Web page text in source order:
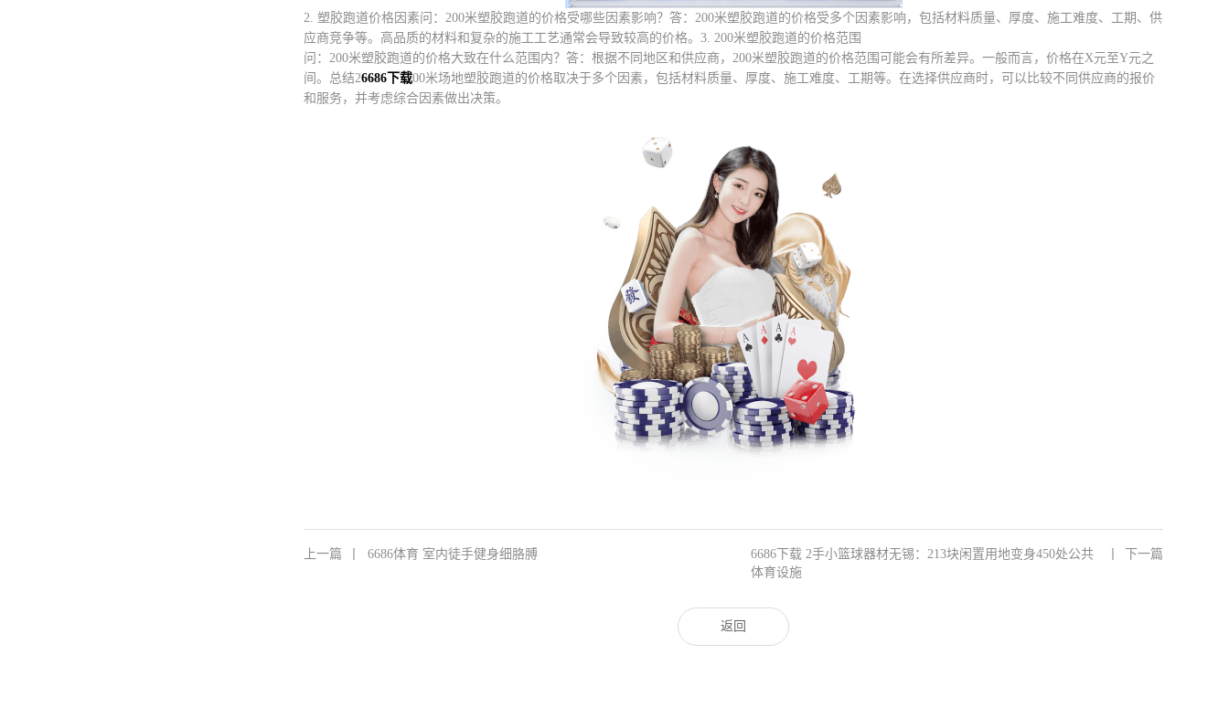
2. 塑胶跑道价格因素问：200米塑胶跑道的价格受哪些因素影响？答：200米塑胶跑道的价格受多个因素影响，包括材料质量、厚度、施工难度、工期、供
应商竞争等。高品质的材料和复杂的施工工艺通常会导致较高的价格。3. 200米塑胶跑道的价格范围
问：200米塑胶跑道的价格大致在什么范围内？答：根据不同地区和供应商，200米塑胶跑道的价格范围可能会有所差异。一般而言，价格在X元至Y元之
间。总结26686下载00米场地塑胶跑道的价格取决于多个因素，包括材料质量、厚度、施工难度、工期等。在选择供应商时，可以比较不同供应商的报价
和服务，并考虑综合因素做出决策。
上一篇 6686体育 室内徒手健身细胳膊 下一篇
6686下载 2手小篮球器材无锡：213块闲置用地变身450处公共
体育设施
返回